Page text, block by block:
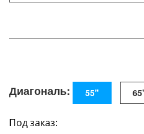
Диагональ: 55"
Под заказ: